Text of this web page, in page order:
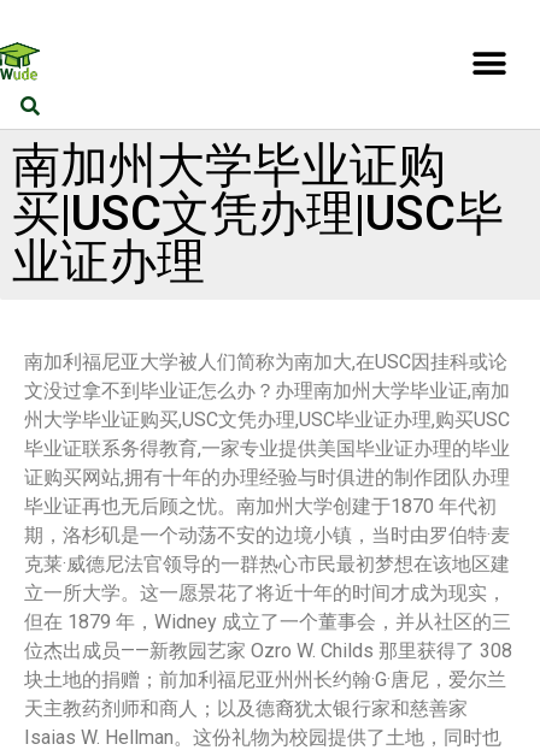
南加州大学毕业证购
买|USC文凭办理|USC毕
业证办理
南加利福尼亚大学被人们简称为南加大,在USC因挂科或论
文没过拿不到毕业证怎么办？办理南加州大学毕业证,南加
州大学毕业证购买,USC文凭办理,USC毕业证办理,购买USC
毕业证联系务得教育,一家专业提供美国毕业证办理的毕业
证购买网站,拥有十年的办理经验与时俱进的制作团队办理
毕业证再也无后顾之忧。南加州大学创建于1870 年代初
期，洛杉矶是一个动荡不安的边境小镇，当时由罗伯特·麦
克莱·威德尼法官领导的一群热心市民最初梦想在该地区建
立一所大学。这一愿景花了将近十年的时间才成为现实，
但在 1879 年，Widney 成立了一个董事会，并从社区的三
位杰出成员——新教园艺家 Ozro W. Childs 那里获得了 308
块土地的捐赠；前加利福尼亚州州长约翰·G·唐尼，爱尔兰
天主教药剂师和商人；以及德裔犹太银行家和慈善家
Isaias W. Hellman。这份礼物为校园提供了土地，同时也